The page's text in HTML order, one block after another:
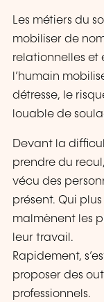
Les métiers du
mobiliser de
relationnelles et
l’humain
détresse, le
louable de
Devant la
prendre du
vécu des
présent. Qui
malmènent les
leur travail.
Rapidement,
proposer des
professionnels.